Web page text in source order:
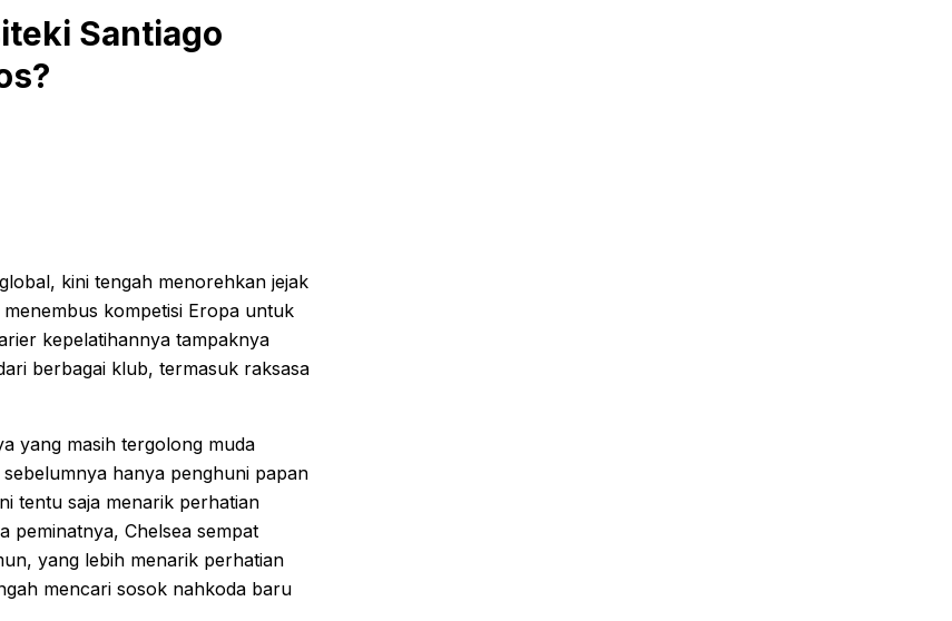
Santiago
kini tengah menorehkan jejak
kompetisi Eropa untuk
kepelatihannya tampaknya
berbagai klub, termasuk raksasa
yang masih tergolong muda
hanya penghuni papan
tentu saja menarik perhatian
peminatnya, Chelsea sempat
yang lebih menarik perhatian
mencari sosok nahkoda baru